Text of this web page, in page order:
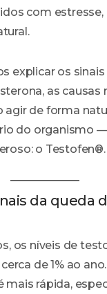
com estresse,
explicar os
as causas
de forma
do organismo
o Testofen®.
da queda
os níveis de
de 1% ao
mais rápida,